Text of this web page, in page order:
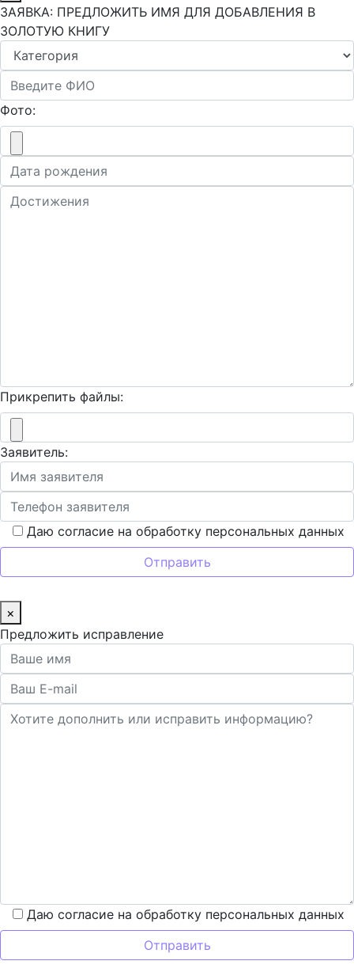
ЗАЯВКА: ПРЕДЛОЖИТЬ ИМЯ ДЛЯ ДОБАВЛЕНИЯ В
ЗОЛОТУЮ КНИГУ
Фото:
Прикрепить файлы:
Заявитель:
Даю согласие на обработку персональных данных
×
Предложить исправление
Даю согласие на обработку персональных данных